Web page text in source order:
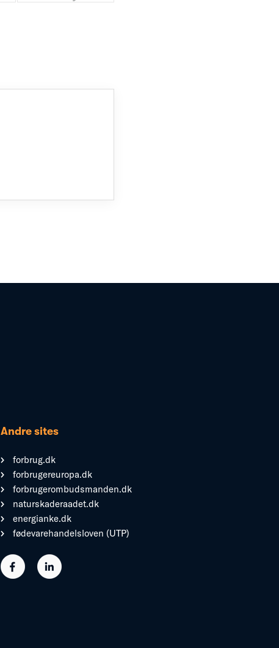
Andre sites
forbrug.dk
forbrugereuropa.dk
forbrugerombudsmanden.dk
naturskaderaadet.dk
energianke.dk
fødevarehandelsloven (UTP)